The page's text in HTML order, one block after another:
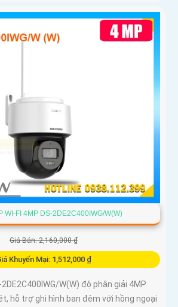
WI-FI 4MP DS-2DE2C400IWG/W(W)
Giá Bán: 2,160,000 ₫
Khuyến Mại: 1,512,000 ₫
W(W) độ phân giải 4MP
hỗ trợ ghi hình ban đêm với hồng ngoại